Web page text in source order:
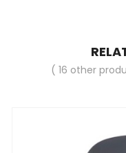
( 16 other